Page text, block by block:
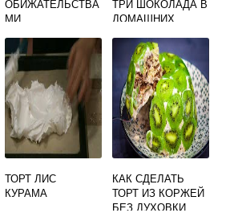
ОБИЖАТЕЛЬСТВА
МИ
ТРИ ШОКОЛАДА В
ДОМАШНИХ
ФОТО ПОШАГОВО
ОТ ЭНДИ ШЕФА
ТОРТ ЛИС
КУРАМА
КАК СДЕЛАТЬ
ТОРТ ИЗ КОРЖЕЙ
БЕЗ ДУХОВКИ